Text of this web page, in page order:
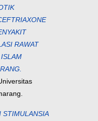
RAWAT
STIMULANSIA